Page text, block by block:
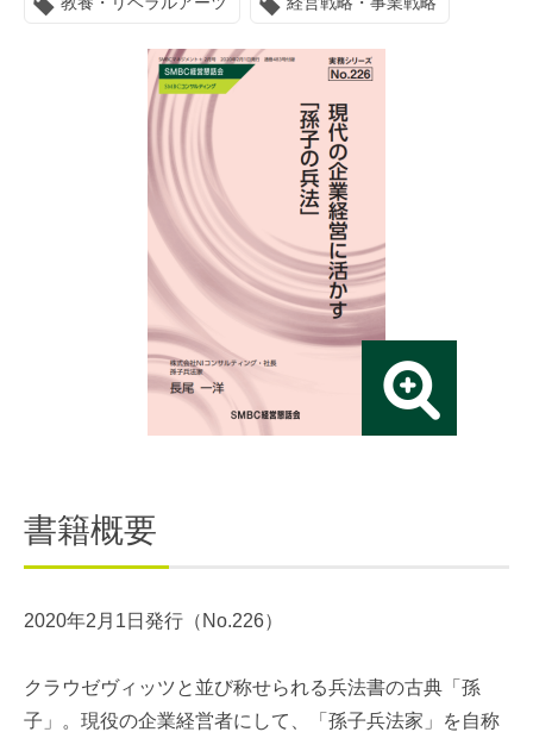
インタビュー・レポート
イベント・セミナー
資料ダウンロード
運営会社
書籍概要
2020年2月1日発行（No.226）
クラウゼヴィッツと並び称せられる兵法書の古典「孫
子」。現役の企業経営者にして、「孫子兵法家」を自称